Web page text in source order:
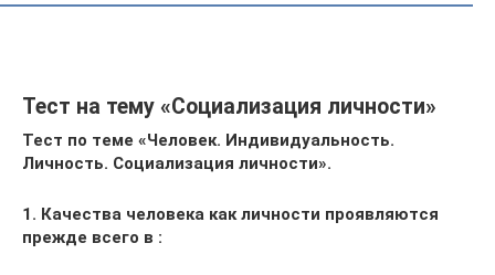
Тест на тему «Социализация личности»
Тест по теме «Человек. Индивидуальность.
Личность. Социализация личности».
1. Качества человека как личности проявляются
прежде всего в :